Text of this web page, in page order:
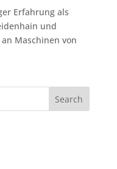
Erfahrung als
und
Maschinen von